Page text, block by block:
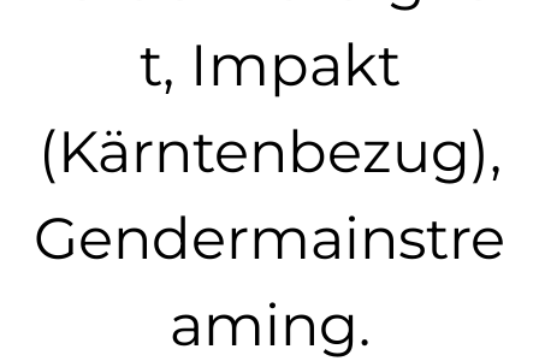
t, Impakt
(Kärntenbezug),
Gendermainstre
aming.